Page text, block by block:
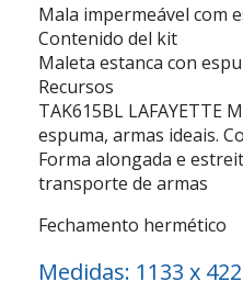
Mala impermeável com
Contenido del kit
Maleta estanca con
Recursos
TAK615BL LAFAYETTE
espuma, armas ideais.
Forma alongada e
transporte de armas
Fechamento hermético
Medidas: 1133 x